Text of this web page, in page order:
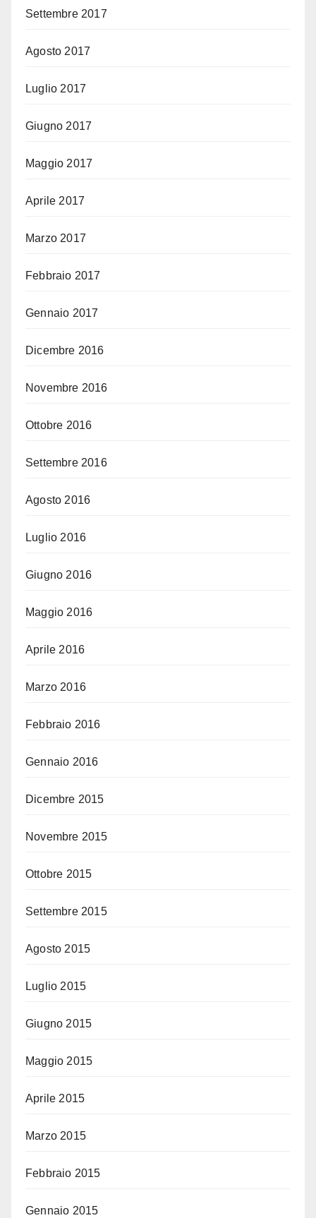
Settembre 2017
Agosto 2017
Luglio 2017
Giugno 2017
Maggio 2017
Aprile 2017
Marzo 2017
Febbraio 2017
Gennaio 2017
Dicembre 2016
Novembre 2016
Ottobre 2016
Settembre 2016
Agosto 2016
Luglio 2016
Giugno 2016
Maggio 2016
Aprile 2016
Marzo 2016
Febbraio 2016
Gennaio 2016
Dicembre 2015
Novembre 2015
Ottobre 2015
Settembre 2015
Agosto 2015
Luglio 2015
Giugno 2015
Maggio 2015
Aprile 2015
Marzo 2015
Febbraio 2015
Gennaio 2015